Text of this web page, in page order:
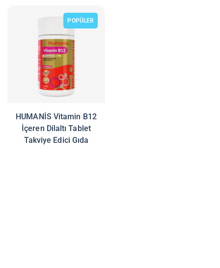
POPÜLER
HUMANİS Vitamin B12
İçeren Dilaltı Tablet
Takviye Edici Gıda